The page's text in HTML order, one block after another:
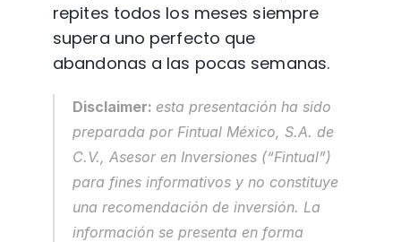
repites todos los meses siempre
supera uno perfecto que
abandonas a las pocas semanas.
Disclaimer: esta presentación ha sido
preparada por Fintual México, S.A. de
C.V., Asesor en Inversiones (“Fintual”)
para fines informativos y no constituye
una recomendación de inversión. La
información se presenta en forma